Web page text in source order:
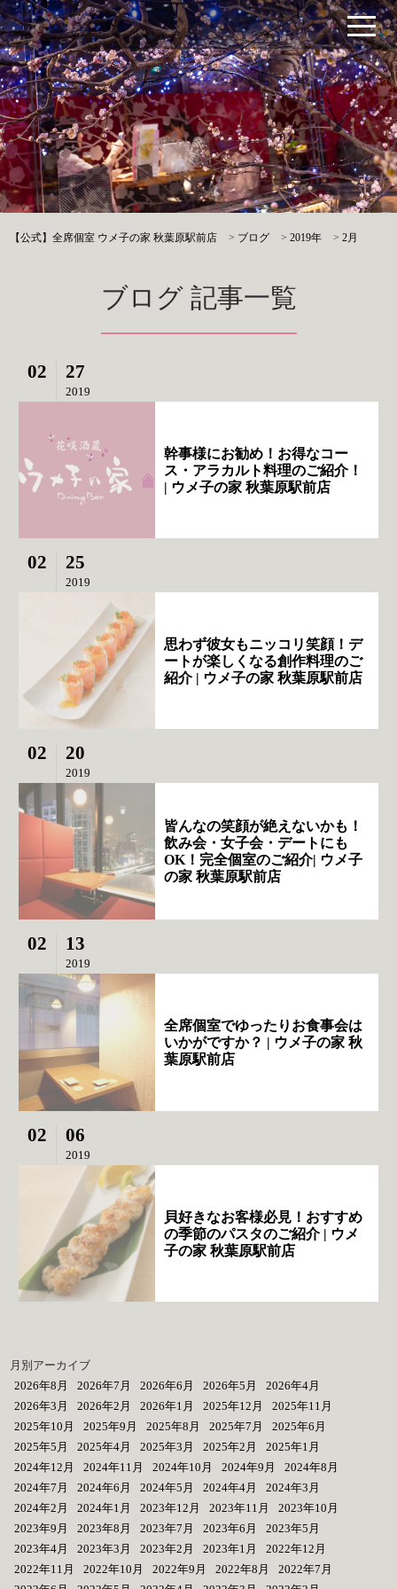
【公式】全席個室 ウメ子の家 秋葉原駅前店 > ブログ >2019年 >2月
ブログ 記事一覧
02 27
2019
幹事様にお勧め！お得なコー
ス・アラカルト料理のご紹介！
| ウメ子の家 秋葉原駅前店
02 25
2019
思わず彼女もニッコリ笑顔！デ
ートが楽しくなる創作料理のご
紹介 | ウメ子の家 秋葉原駅前店
02 20
2019
皆んなの笑顔が絶えないかも！
飲み会・女子会・デートにも
OK！完全個室のご紹介| ウメ子
の家 秋葉原駅前店
02 13
2019
全席個室でゆったりお食事会は
いかがですか？ | ウメ子の家 秋
葉原駅前店
02 06
2019
貝好きなお客様必見！おすすめ
の季節のパスタのご紹介 | ウメ
子の家 秋葉原駅前店
月別アーカイブ
2026年8月
2026年7月 2026年6月 2026年5月
2026年4月
2026年3月
2026年2月 2026年1月 2025年12月
2025年11月
2025年10月
2025年9月 2025年8月 2025年7月
2025年6月
2025年5月
2025年4月 2025年3月 2025年2月
2025年1月
2024年12月
2024年11月 2024年10月 2024年9月
2024年8月
2024年7月
2024年6月 2024年5月 2024年4月
2024年3月
2024年2月
2024年1月 2023年12月 2023年11月
2023年10月
2023年9月
2023年8月 2023年7月 2023年6月
2023年5月
2023年4月
2023年3月 2023年2月 2023年1月
2022年12月
2022年11月
2022年10月 2022年9月 2022年8月
2022年7月